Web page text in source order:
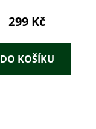
299 Kč
DO KOŠÍKU